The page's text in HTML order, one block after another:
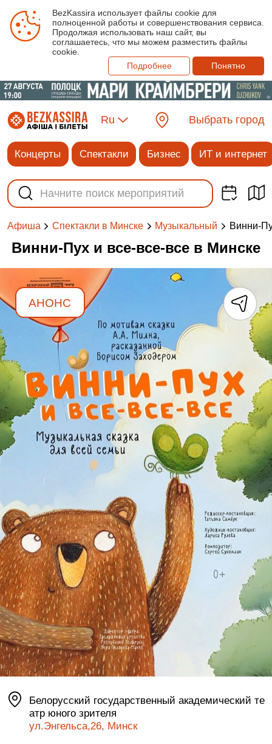
BezKassira использует файлы cookie для
полноценной работы и совершенствования сервиса.
Продолжая использовать наш сайт, вы
соглашаетесь, что мы можем разместить файлы
cookie.
Подробнее
Понятно
Ru Выбрать город
Концерты Спектакли Бизнес ИТ и интернет
Афиша Спектакли в Минске Музыкальный Винни-
Винни-Пух и все-все-все в Минске
АНОНС
Белорусский государственный академический те
атр юного зрителя
ул.Энгельса,26, Минск